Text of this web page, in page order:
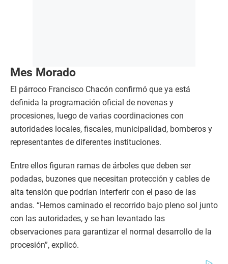
Mes Morado
El párroco Francisco Chacón confirmó que ya está
definida la programación oficial de novenas y
procesiones, luego de varias coordinaciones con
autoridades locales, fiscales, municipalidad, bomberos y
representantes de diferentes instituciones.
Entre ellos figuran ramas de árboles que deben ser
podadas, buzones que necesitan protección y cables de
alta tensión que podrían interferir con el paso de las
andas. “Hemos caminado el recorrido bajo pleno sol junto
con las autoridades, y se han levantado las
observaciones para garantizar el normal desarrollo de la
procesión”, explicó.